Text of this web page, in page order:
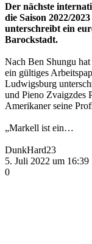
Der nächste
die Saison 2022/
unterschreibt ein
Barockstadt.
Nach Ben Shungu
ein gültiges
Ludwigsburg
und Pieno Zvaigzdes
Amerikaner seine
„Markell ist ein…
DunkHard23
5. Juli 2022 um 16:39
0